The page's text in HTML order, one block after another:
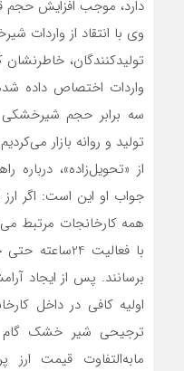
دارد، موجب افزایش
وی با انتقاد از واردات
تولیدکنندگان،
واردات اختصاص داده
سه برابر حجم شیرخشکی
تولید و روانه بازار
از «تحویل‌زاده»،
جواب او این است: اگر ارز
همه کارخانجات مرتبط
برسانند. پس از ایجاد
اولیه کافی در داخل
ترجیحی شیر خشک گام
مابه‌التفاوت قیمت